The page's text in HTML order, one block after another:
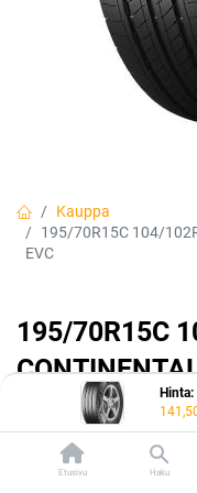
Hinta:
Etusivu Haku
Kauppa
195/70R15C 104/
EVC
195/70R15C
4019238071597
141,50€